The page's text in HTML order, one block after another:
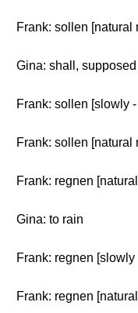
Frank: sollen [natural
Gina: shall,
Frank: sollen [slowly
Frank: sollen [natural
Frank: regnen
Gina: to rain
Frank: regnen
Frank: regnen